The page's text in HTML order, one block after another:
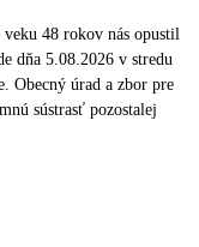
48 rokov nás opustil
dňa 5.08.2026 v stredu
Obecný úrad a zbor pre
sústrasť pozostalej